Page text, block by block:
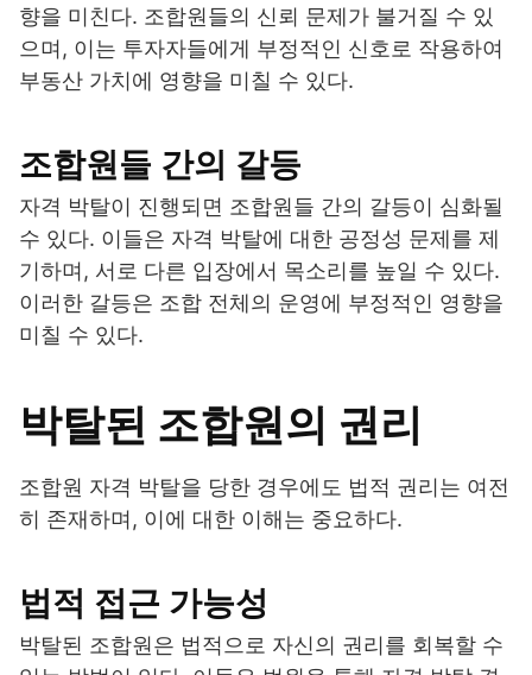
향을 미친다. 조합원들의 신뢰 문제가 불거질 수 있
으며, 이는 투자자들에게 부정적인 신호로 작용하여
부동산 가치에 영향을 미칠 수 있다.
조합원들 간의 갈등
자격 박탈이 진행되면 조합원들 간의 갈등이 심화될
수 있다. 이들은 자격 박탈에 대한 공정성 문제를 제
기하며, 서로 다른 입장에서 목소리를 높일 수 있다.
이러한 갈등은 조합 전체의 운영에 부정적인 영향을
미칠 수 있다.
박탈된 조합원의 권리
조합원 자격 박탈을 당한 경우에도 법적 권리는 여전
히 존재하며, 이에 대한 이해는 중요하다.
법적 접근 가능성
박탈된 조합원은 법적으로 자신의 권리를 회복할 수